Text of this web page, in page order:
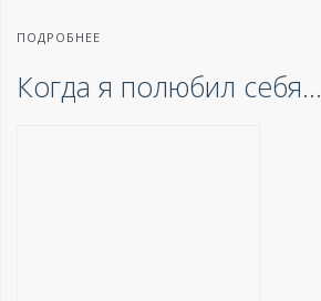
ПОДРОБНЕЕ
Когда я полюбил себя…